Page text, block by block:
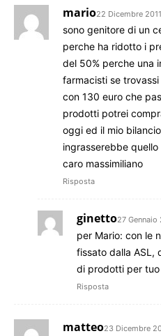
mario22 Dicembre
sono genitore di un
perche ha ridotto i
del 50% perche una
farmacisti se
con 130 euro che
prodotti potrei
oggi ed il mio
ingrasserebbe
caro massimiliano
Risposta
ginetto27 Gennaio
per Mario: con le
fissato dalla ASL,
di prodotti per tuo
Risposta
matteo23 Dicembre